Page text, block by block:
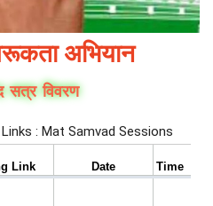
अभियान
सत्र विवरण